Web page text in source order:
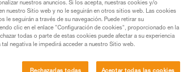
este consejo antes de
para poder comprender
específico. Confirme a
nuestros anuncios. Si los acepta, nuestras cookies y/o
nuestro Sitio web y no le seguirán en otros sitios web. Las cookies
le seguirán a través de su navegación. Puede retirar su
clic en el enlace "Configuración de cookies", proporcionado en la
todas o parte de estas cookies puede afectar a su experiencia
negativa le impedirá acceder a nuestro Sitio web.